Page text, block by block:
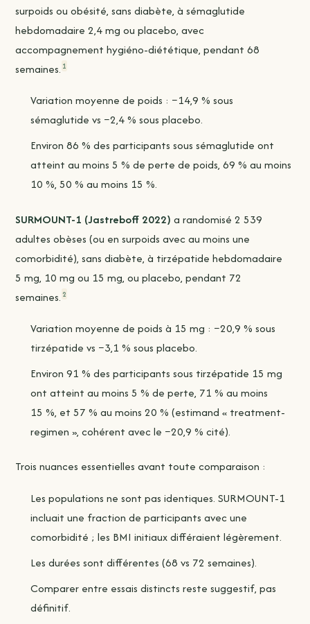
surpoids ou obésité, sans diabète, à sémaglutide
hebdomadaire 2,4 mg ou placebo, avec
accompagnement hygiéno-diététique, pendant 68
semaines. 1
Variation moyenne de poids : −14,9 % sous
sémaglutide vs −2,4 % sous placebo.
Environ 86 % des participants sous sémaglutide ont
atteint au moins 5 % de perte de poids, 69 % au moins
10 %, 50 % au moins 15 %.
SURMOUNT-1 (Jastreboff 2022) a randomisé 2 539
adultes obèses (ou en surpoids avec au moins une
comorbidité), sans diabète, à tirzépatide hebdomadaire
5 mg, 10 mg ou 15 mg, ou placebo, pendant 72
semaines. 2
Variation moyenne de poids à 15 mg : −20,9 % sous
tirzépatide vs −3,1 % sous placebo.
Environ 91 % des participants sous tirzépatide 15 mg
ont atteint au moins 5 % de perte, 71 % au moins
15 %, et 57 % au moins 20 % (estimand « treatment-
regimen », cohérent avec le −20,9 % cité).
Trois nuances essentielles avant toute comparaison :
Les populations ne sont pas identiques. SURMOUNT-1
incluait une fraction de participants avec une
comorbidité ; les BMI initiaux différaient légèrement.
Les durées sont différentes (68 vs 72 semaines).
Comparer entre essais distincts reste suggestif, pas
définitif.